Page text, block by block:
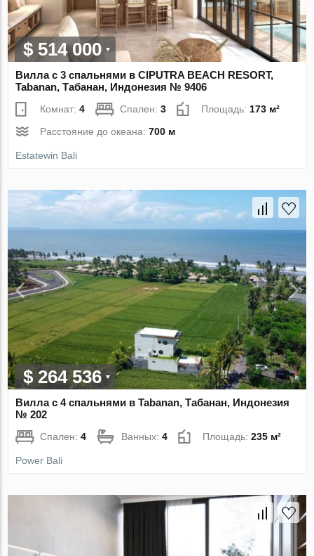
$ 514 000
Вилла с 3 спальнями в CIPUTRA BEACH RESORT,
Tabanan, Табанан, Индонезия № 9406
Комнат:4 Спален:3 Площадь:173 м²
Расстояние до океана:700 м
Estatewin Bali
$ 264 536
Вилла с 4 спальнями в Tabanan, Табанан, Индонезия
№ 202
Спален:4 Ванных:4 Площадь:235 м²
Power Bali